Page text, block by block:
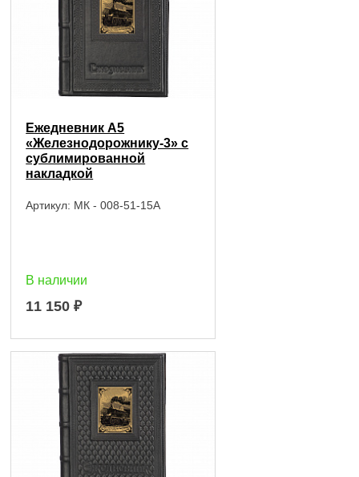
Ежедневник А5
«Железнодорожнику-3» с
сублимированной
накладкой
Артикул: МК - 008-51-15А
В наличии
11 150 ₽